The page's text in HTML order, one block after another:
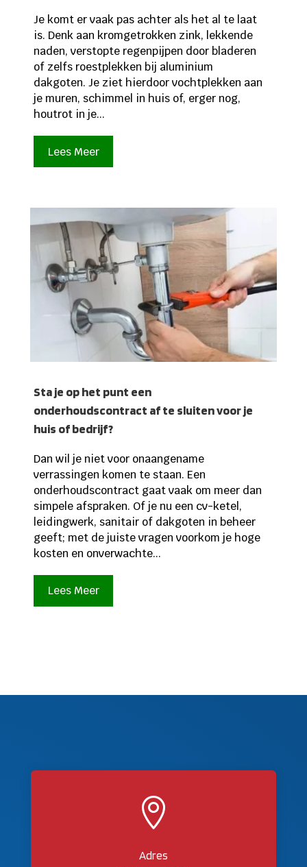
Je komt er vaak pas achter als het al te laat
is. Denk aan kromgetrokken zink, lekkende
naden, verstopte regenpijpen door bladeren
of zelfs roestplekken bij aluminium
dakgoten. Je ziet hierdoor vochtplekken aan
je muren, schimmel in huis of, erger nog,
houtrot in je...
Lees Meer
Sta je op het punt een
onderhoudscontract af te sluiten voor je
huis of bedrijf?
Dan wil je niet voor onaangename
verrassingen komen te staan. Een
onderhoudscontract gaat vaak om meer dan
simpele afspraken. Of je nu een cv-ketel,
leidingwerk, sanitair of dakgoten in beheer
geeft; met de juiste vragen voorkom je hoge
kosten en onverwachte...
Lees Meer

Adres